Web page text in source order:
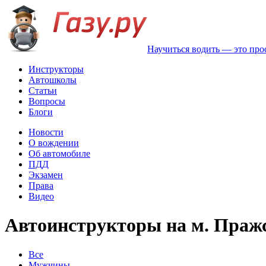
Научиться водить — это
Инструкторы
Автошколы
Статьи
Вопросы
Блоги
Новости
О вождении
Об автомобиле
ПДД
Экзамен
Права
Видео
Автоинструкторы на м.
Все